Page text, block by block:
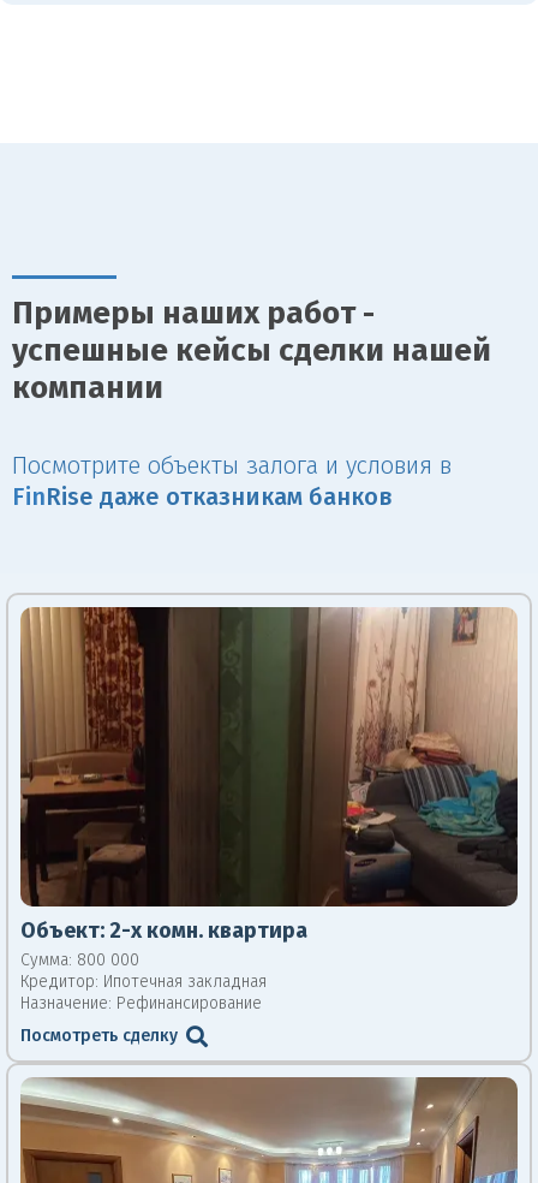
Примеры наших работ -
успешные кейсы сделки нашей
компании
Посмотрите объекты залога и условия в
Fin Rise даже отказникам банков
Объект: 2-х комн. квартира
Сумма: 800 000
Кредитор: Ипотечная закладная
Назначение: Рефинансирование
Посмотреть сделку